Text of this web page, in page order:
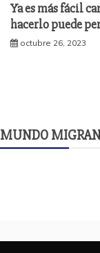
Ya es más fácil
hacerlo puede
octubre 26, 2023
MUNDO